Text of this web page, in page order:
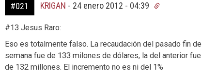
#021 KRIGAN - 24 enero 2012 - 04:39
#13 Jesus Raro:
Eso es totalmente falso. La recaudación del pasado fin de
semana fue de 133 milones de dólares, la del anterior fue
de 132 millones. El incremento no es ni del 1%